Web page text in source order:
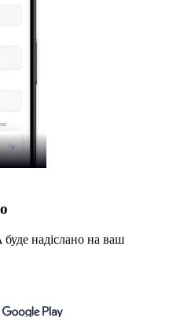
буде надіслано на ваш